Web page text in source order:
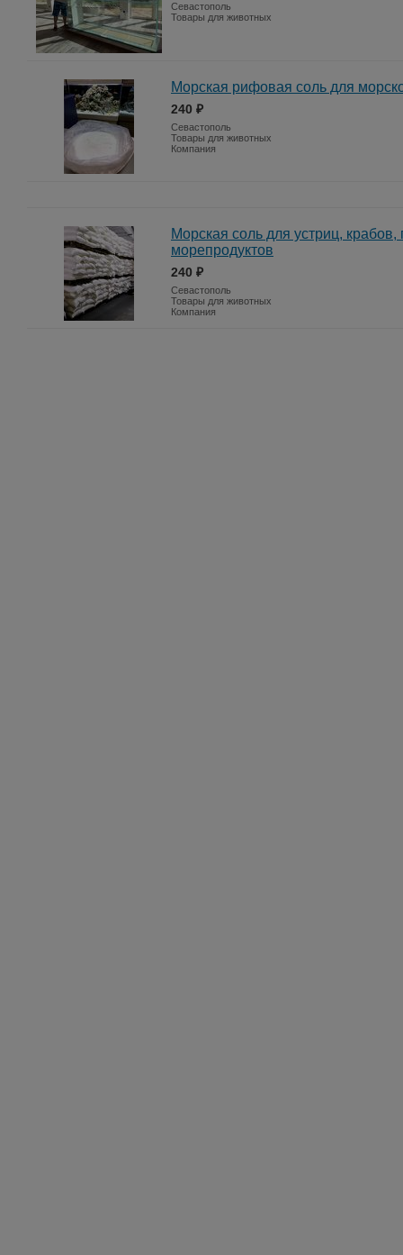
Севастополь
Товары для животных
Морская рифовая соль для
240 ₽
Севастополь
Товары для животных
Компания
Морская соль для устриц,
морепродуктов
240 ₽
Севастополь
Товары для животных
Компания